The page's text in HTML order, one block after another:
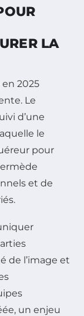
LA
en 2025
Le
d’une
le
pour
et de
de l’image et
un enjeu